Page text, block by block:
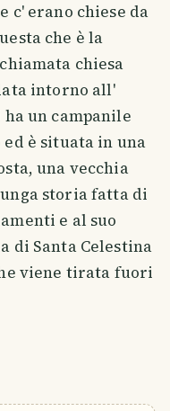
c' erano chiese da
che è la
chiesa
intorno all'
un campanile
è situata in una
una vecchia
storia fatta di
e al suo
di Santa Celestina
viene tirata fuori